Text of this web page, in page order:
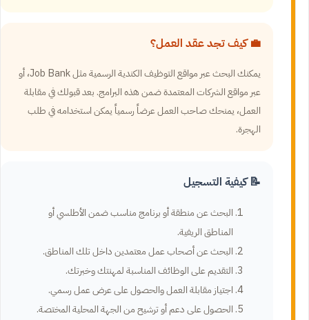
💼 كيف تجد عقد العمل؟
يمكنك البحث عبر مواقع التوظيف الكندية الرسمية مثل Job Bank، أو
عبر مواقع الشركات المعتمدة ضمن هذه البرامج. بعد قبولك في مقابلة
العمل، يمنحك صاحب العمل عرضاً رسمياً يمكن استخدامه في طلب
الهجرة.
📝 كيفية التسجيل
البحث عن منطقة أو برنامج مناسب ضمن الأطلسي أو
المناطق الريفية.
البحث عن أصحاب عمل معتمدين داخل تلك المناطق.
التقديم على الوظائف المناسبة لمهنتك وخبرتك.
اجتياز مقابلة العمل والحصول على عرض عمل رسمي.
الحصول على دعم أو ترشيح من الجهة المحلية المختصة.